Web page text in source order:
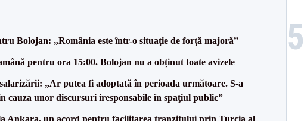
Bolojan: „România este într-o situație de forță majoră”
pentru ora 15:00. Bolojan nu a obținut toate avizele
„Ar putea fi adoptată în perioada următoare. S-a
cauza unor discursuri iresponsabile în spaţiul public”
Ankara, un acord pentru facilitarea tranzitului prin Turcia al
5